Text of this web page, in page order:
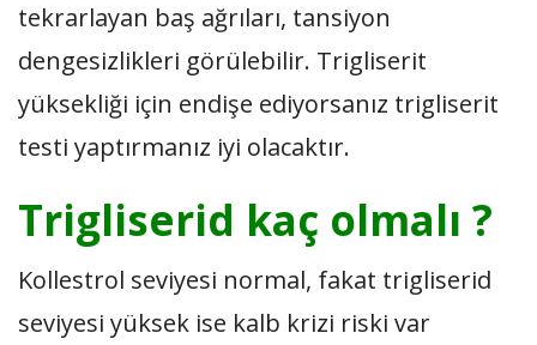
tekrarlayan baş ağrıları, tansiyon
dengesizlikleri görülebilir. Trigliserit
yüksekliği için endişe ediyorsanız trigliserit
testi yaptırmanız iyi olacaktır.
Trigliserid kaç olmalı ?
Kollestrol seviyesi normal, fakat trigliserid
seviyesi yüksek ise kalb krizi riski var